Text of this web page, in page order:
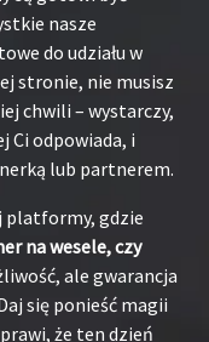
nasze
do udziału w
stronie, nie musisz
chwili – wystarczy,
Ci odpowiada, i
lub partnerem.
platformy, gdzie
na wesele, czy
ale gwarancja
się ponieść magii
że ten dzień